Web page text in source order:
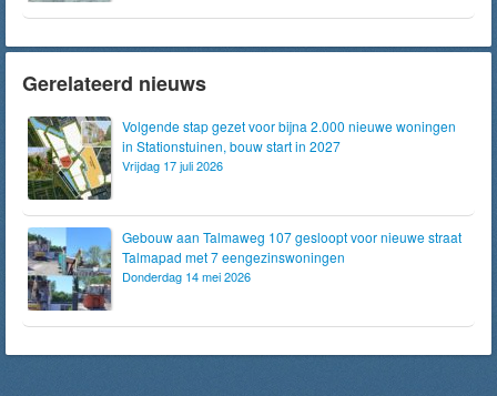
Gerelateerd nieuws
Volgende stap gezet voor bijna 2.000 nieuwe woningen
in Stationstuinen, bouw start in 2027
Vrijdag 17 juli 2026
Gebouw aan Talmaweg 107 gesloopt voor nieuwe straat
Talmapad met 7 eengezinswoningen
Donderdag 14 mei 2026